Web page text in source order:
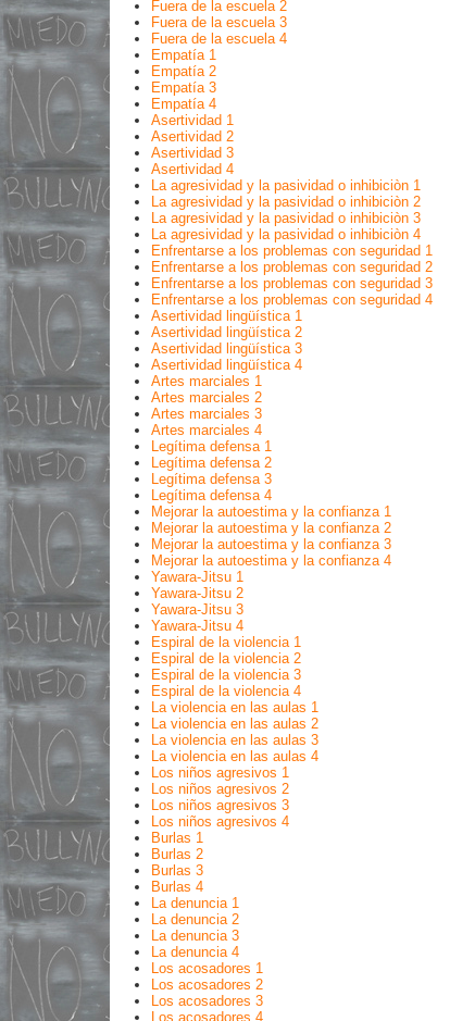
Fuera de la escuela 2
Fuera de la escuela 3
Fuera de la escuela 4
Empatía 1
Empatía 2
Empatía 3
Empatía 4
Asertividad 1
Asertividad 2
Asertividad 3
Asertividad 4
La agresividad y la pasividad o inhibiciòn 1
La agresividad y la pasividad o inhibiciòn 2
La agresividad y la pasividad o inhibiciòn 3
La agresividad y la pasividad o inhibiciòn 4
Enfrentarse a los problemas con seguridad 1
Enfrentarse a los problemas con seguridad 2
Enfrentarse a los problemas con seguridad 3
Enfrentarse a los problemas con seguridad 4
Asertividad lingüística 1
Asertividad lingüística 2
Asertividad lingüística 3
Asertividad lingüística 4
Artes marciales 1
Artes marciales 2
Artes marciales 3
Artes marciales 4
Legítima defensa 1
Legítima defensa 2
Legítima defensa 3
Legítima defensa 4
Mejorar la autoestima y la confianza 1
Mejorar la autoestima y la confianza 2
Mejorar la autoestima y la confianza 3
Mejorar la autoestima y la confianza 4
Yawara-Jitsu 1
Yawara-Jitsu 2
Yawara-Jitsu 3
Yawara-Jitsu 4
Espiral de la violencia 1
Espiral de la violencia 2
Espiral de la violencia 3
Espiral de la violencia 4
La violencia en las aulas 1
La violencia en las aulas 2
La violencia en las aulas 3
La violencia en las aulas 4
Los niños agresivos 1
Los niños agresivos 2
Los niños agresivos 3
Los niños agresivos 4
Burlas 1
Burlas 2
Burlas 3
Burlas 4
La denuncia 1
La denuncia 2
La denuncia 3
La denuncia 4
Los acosadores 1
Los acosadores 2
Los acosadores 3
Los acosadores 4